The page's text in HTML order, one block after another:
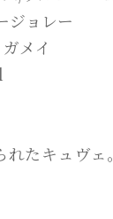
ジョレー
メイ
れたキュヴェ